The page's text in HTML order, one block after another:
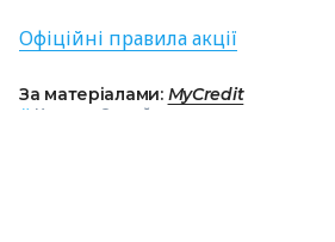
Офіційні правила акції
За матеріалами: MyCredit
# Кредит Онлайн